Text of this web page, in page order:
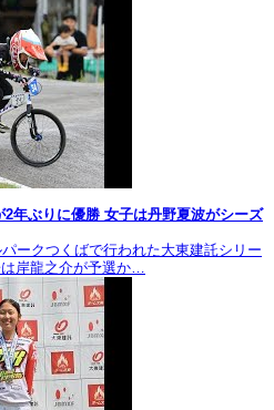
年ぶりに優勝 女子は丹野夏波がシーズ
ークつくばで行われた大東建託シリー
岸龍之介が予選か…